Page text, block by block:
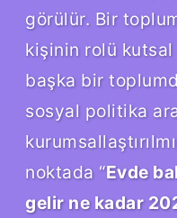
görülür. Bir
kişinin rolü kutsal
başka bir
sosyal politika
noktada “Evde
gelir ne kadar